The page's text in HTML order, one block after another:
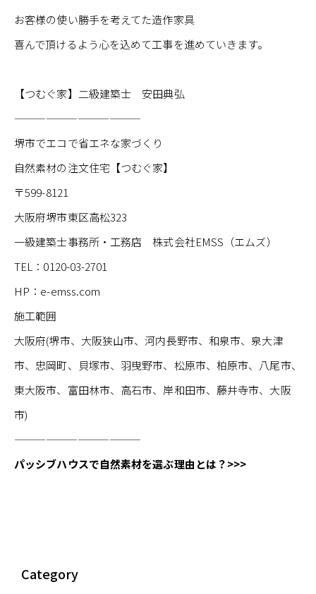
お客様の使い勝手を考えてた造作家具
喜んで頂けるよう心を込めて工事を進めていきます。
【つむぐ家】二級建築士 安田典弘
————————————
堺市でエコで省エネな家づくり
自然素材の注文住宅【つむぐ家】
〒599-8121
大阪府堺市東区高松323
一級建築士事務所・工務店 株式会社EMSS（エムズ）
TEL：0120-03-2701
HP：e-emss.com
施工範囲
大阪府(堺市、大阪狭山市、河内長野市、和泉市、泉大津
市、忠岡町、貝塚市、羽曳野市、松原市、柏原市、八尾市、
東大阪市、富田林市、高石市、岸和田市、藤井寺市、大阪
市)
————————————
パッシブハウスで自然素材を選ぶ理由とは？>>>
Category